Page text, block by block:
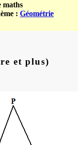
maths
: Géométrie
et plus)